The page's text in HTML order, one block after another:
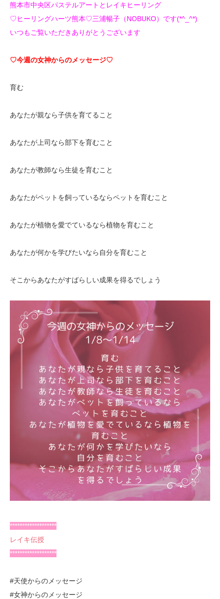
熊本市中央区パステルアートとレイキヒーリング
♡ヒーリングハーツ熊本♡三浦暢子（NOBUKO）です(*^_^*)
いつもご覧いただきありがとうございます
♡今週の女神からのメッセージ♡
育む
あなたが親なら子供を育てること
あなたが上司なら部下を育むこと
あなたが教師なら生徒を育むこと
あなたがペットを飼っているならペットを育むこと
あなたが植物を愛でているなら植物を育むこと
あなたが何かを学びたいなら自分を育むこと
そこからあなたがすばらしい成果を得るでしょう
*******************
レイキ伝授
*******************
#天使からのメッセージ
#女神からのメッセージ